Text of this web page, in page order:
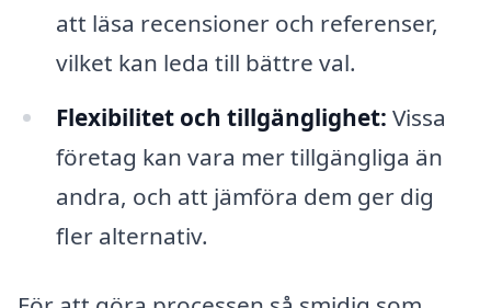
att läsa recensioner och referenser,
vilket kan leda till bättre val.
Flexibilitet och tillgänglighet: Vissa
företag kan vara mer tillgängliga än
andra, och att jämföra dem ger dig
fler alternativ.